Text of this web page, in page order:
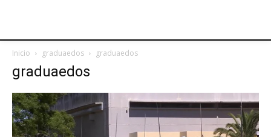
Inicio graduaedos graduaedos
graduaedos